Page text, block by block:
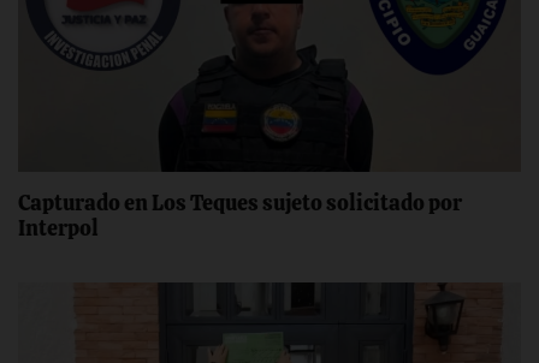
Capturado en Los Teques sujeto solicitado por
Interpol